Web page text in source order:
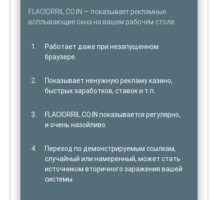
FLACIORRIL.CO.IN — показывает рекламные
всплывающие окна на вашем рабочем столе.
Работает даже при незапущенном
браузере.
Показывает ненужную рекламу казино,
быстрых заработков, ставок и т.п.
FLACIORRIL.CO.IN показывается регулярно,
и очень назойливо.
Переход по демонстрируемым ссылкам,
случайный или намеренный, может стать
источником вторичного заражения вашей
системы